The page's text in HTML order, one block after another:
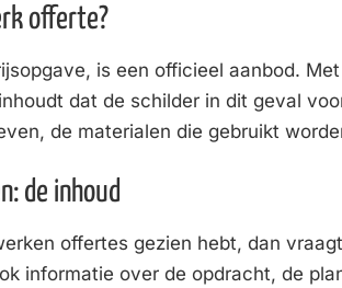
offerte?
is een officieel aanbod.
dat de schilder in dit geval
de materialen die gebruikt
de inhoud
offertes gezien hebt, dan
informatie over de opdracht, de